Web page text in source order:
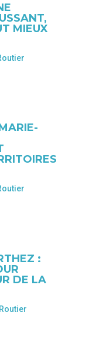
MIEUX
:
DE LA
Routier